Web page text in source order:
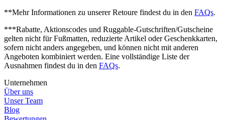
**Mehr Informationen zu unserer Retoure findest du in den FAQs.
***Rabatte, Aktionscodes und Ruggable-Gutschriften/Gutscheine
gelten nicht für Fußmatten, reduzierte Artikel oder Geschenkkarten,
sofern nicht anders angegeben, und können nicht mit anderen
Angeboten kombiniert werden. Eine vollständige Liste der
Ausnahmen findest du in den FAQs.
Unternehmen
Über uns
Unser Team
Blog